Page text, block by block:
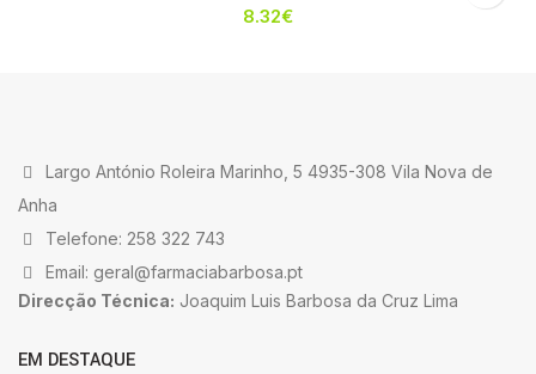
8.32€
Largo António Roleira Marinho, 5 4935-308 Vila Nova de
Anha
Telefone: 258 322 743
Email: geral@farmaciabarbosa.pt
Direcção Técnica: Joaquim Luis Barbosa da Cruz Lima
EM DESTAQUE